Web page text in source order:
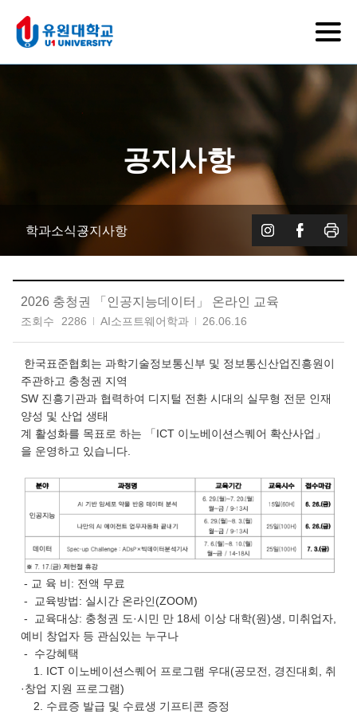
공지사항
학과소식공지사항
2026 충청권 「인공지능데이터」 온라인 교육
조회수 2286 AI소프트웨어학과 26.06.16
한국표준협회는 과학기술정보통신부 및 정보통신산업진흥원이
주관하고 충청권 지역
SW 진흥기관과 협력하여 디지털 전환 시대의 실무형 전문 인재
양성 및 산업 생태
계 활성화를 목표로 하는 「ICT 이노베이션스퀘어 확산사업」
을 운영하고 있습니다.
- 교 육 비: 전액 무료
- 교육방법: 실시간 온라인(ZOOM)
- 교육대상: 충청권 도·시민 만 18세 이상 대학(원)생, 미취업자,
예비 창업자 등 관심있는 누구나
- 수강혜택
1. ICT 이노베이션스퀘어 프로그램 우대(공모전, 경진대회, 취
·창업 지원 프로그램)
2. 수료증 발급 및 수료생 기프티콘 증정